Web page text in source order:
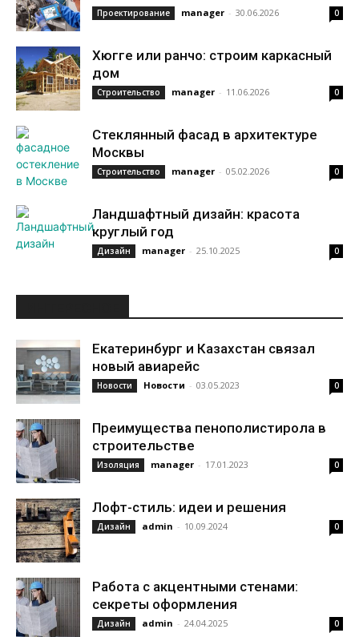
Проектирование manager - 30.06.2026 0
Хюгге или ранчо: строим каркасный
дом
Строительство manager - 11.06.2026 0
Стеклянный фасад в архитектуре
Москвы
Строительство manager - 05.02.2026 0
Ландшафтный дизайн: красота
круглый год
Дизайн manager - 25.10.2025 0
Екатеринбург и Казахстан связал
новый авиарейс
Новости Новости - 03.05.2023 0
Преимущества пенополистирола в
строительстве
Изоляция manager - 17.01.2023 0
Лофт-стиль: идеи и решения
Дизайн admin - 10.09.2024 0
Работа с акцентными стенами:
секреты оформления
Дизайн admin - 24.04.2025 0